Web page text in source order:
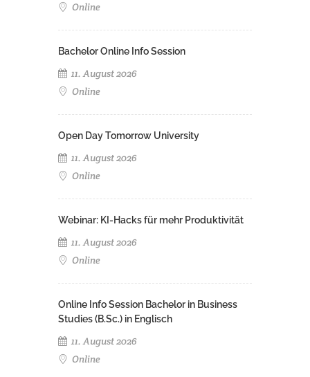
Online
Bachelor Online Info Session
11. August 2026
Online
Open Day Tomorrow University
11. August 2026
Online
Webinar: KI-Hacks für mehr Produktivität
11. August 2026
Online
Online Info Session Bachelor in Business
Studies (B.Sc.) in Englisch
11. August 2026
Online